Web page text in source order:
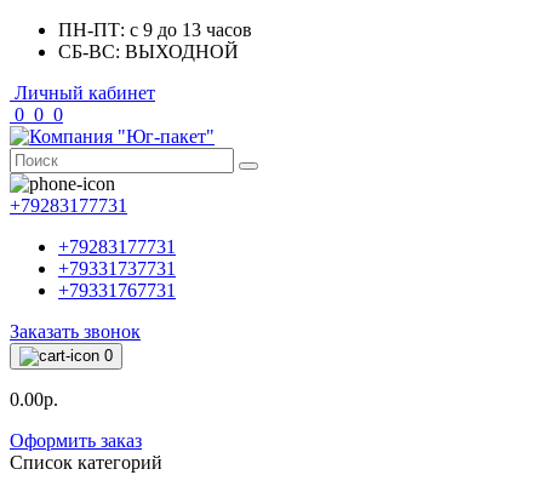
ПН-ПТ: с 9 до 13 часов
СБ-ВС: ВЫХОДНОЙ
Личный кабинет
0 0 0
+79283177731
+79283177731
+79331737731
+79331767731
Заказать звонок
0
0.00р.
Оформить заказ
Список категорий